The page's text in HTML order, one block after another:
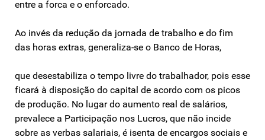
entre a forca e o enforcado.
Ao invés da redução da jornada de trabalho e do fim
das horas extras, generaliza-se o Banco de Horas,
que desestabiliza o tempo livre do trabalhador, pois esse
ficará à disposição do capital de acordo com os picos
de produção. No lugar do aumento real de salários,
prevalece a Participação nos Lucros, que não incide
sobre as verbas salariais, é isenta de encargos sociais e